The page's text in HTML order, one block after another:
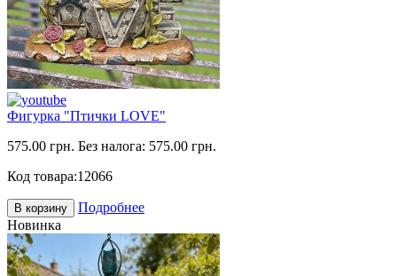
Фигурка "Птички LOVE"
575.00 грн. Без налога: 575.00 грн.
Код товара:12066
В корзину
Подробнее
Новинка